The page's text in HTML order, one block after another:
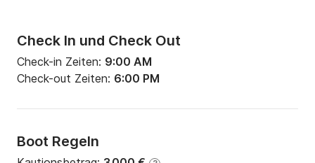
Check In und Check Out
Check-in Zeiten: 9:00 AM
Check-out Zeiten: 6:00 PM
Boot Regeln